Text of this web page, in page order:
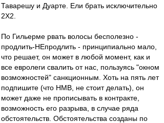
Таварешу и Дуарте. Ели брать исключительно
2Х2.
По Гильерме рвать волосы бесполезно -
продлить-НЕпродлить - принципиально мало,
что решает, он может в любой момент, как и
все евролеги свалить от нас, пользуясь "окном
возможностей" санкционным. Хоть на пять лет
подпишите (что НМВ, не стоит делать), он
может даже не прописывать в контракте,
возможность его разрыва, в случае ряда
обстоятельств. Обстоятельства созданы по